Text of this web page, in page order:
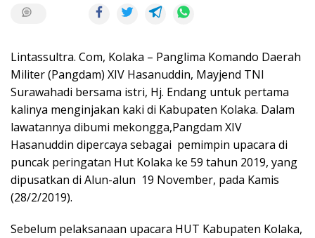
Lintassultra. Com, Kolaka – Panglima Komando Daerah
Militer (Pangdam) XIV Hasanuddin, Mayjend TNI
Surawahadi bersama istri, Hj. Endang untuk pertama
kalinya menginjakan kaki di Kabupaten Kolaka. Dalam
lawatannya dibumi mekongga,Pangdam XIV
Hasanuddin dipercaya sebagai pemimpin upacara di
puncak peringatan Hut Kolaka ke 59 tahun 2019, yang
dipusatkan di Alun-alun 19 November, pada Kamis
(28/2/2019).
Sebelum pelaksanaan upacara HUT Kabupaten Kolaka,